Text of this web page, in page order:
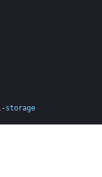
-storage